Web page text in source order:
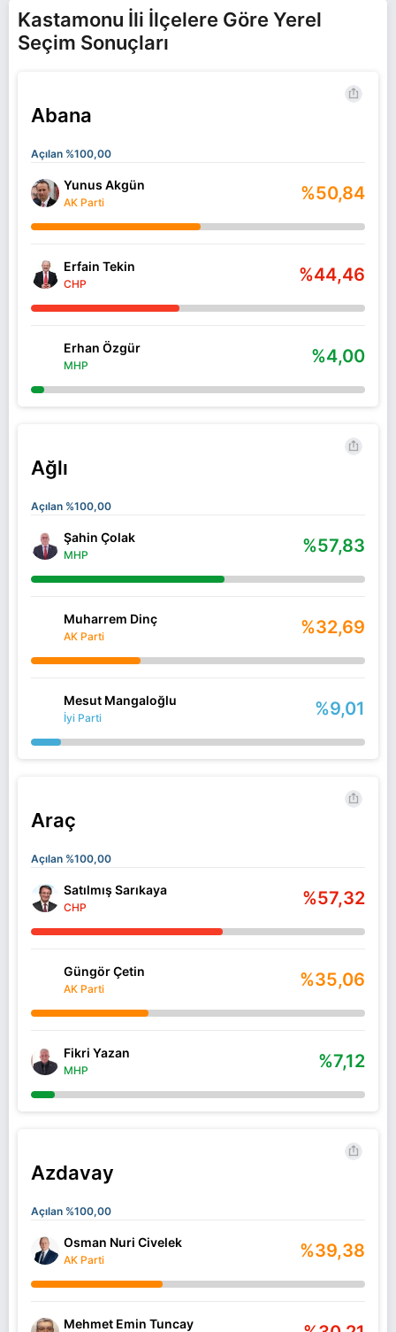
Kastamonu İli İlçelere Göre Yerel
Seçim Sonuçları
Abana
Açılan %100,00
Yunus Akgün
AK Parti %50,84
Erfain Tekin
CHP %44,46
Erhan Özgür
MHP %4,00
Ağlı
Açılan %100,00
Şahin Çolak
MHP %57,83
Muharrem Dinç
AK Parti %32,69
Mesut Mangaloğlu
İyi Parti %9,01
Araç
Açılan %100,00
Satılmış Sarıkaya
CHP %57,32
Güngör Çetin
AK Parti %35,06
Fikri Yazan
MHP %7,12
Azdavay
Açılan %100,00
Osman Nuri Civelek
AK Parti %39,38
Mehmet Emin Tuncay